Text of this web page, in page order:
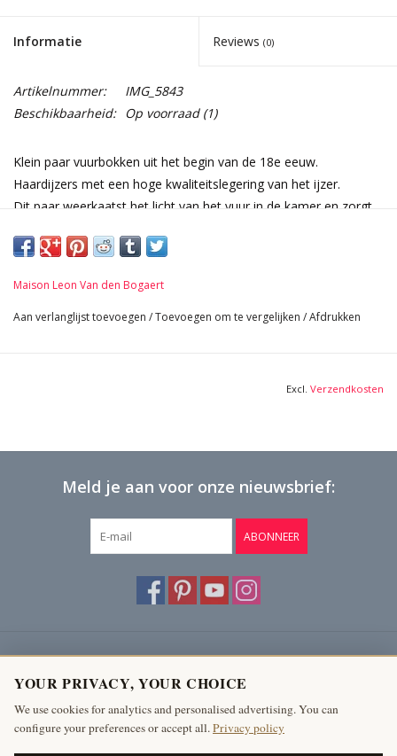
Informatie Reviews (0)
Artikelnummer:
IMG_5843
Beschikbaarheid: Op voorraad(1)
Klein paar vuurbokken uit het begin van de 18e eeuw.
Haardijzers met een hoge kwaliteitslegering van het ijzer.
Dit paar weerkaatst het licht van het vuur in de kamer en zorgt
Afmetingen:
13 cm Breedte per stuk 5,12 Inch
47 cm Lengte 18,50 Inch
Maison Leon Van den Bogaert
Aan verlanglijst toevoegen /Toevoegen om te vergelijken /Afdrukken
Excl. Verzendkosten
Meld je aan voor onze nieuwsbrief:
ABONNEER
Producten
Mijn account
YOUR PRIVACY, YOUR CHOICE
We use cookies for analytics and personalised advertising. You can
configure your preferences or accept all.Privacy policy